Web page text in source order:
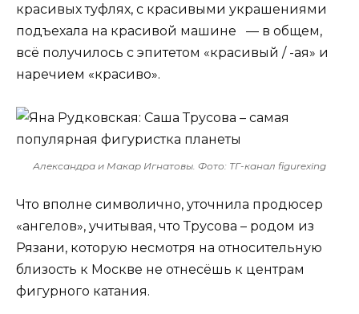
красивых туфлях, с красивыми украшениями
подъехала на красивой машине — в общем,
всё получилось с эпитетом «красивый / -ая» и
наречием «красиво».
Александра и Макар Игнатовы. Фото: ТГ-канал figurexing
Что вполне символично, уточнила продюсер
«ангелов», учитывая, что Трусова – родом из
Рязани, которую несмотря на относительную
близость к Москве не отнесёшь к центрам
фигурного катания.